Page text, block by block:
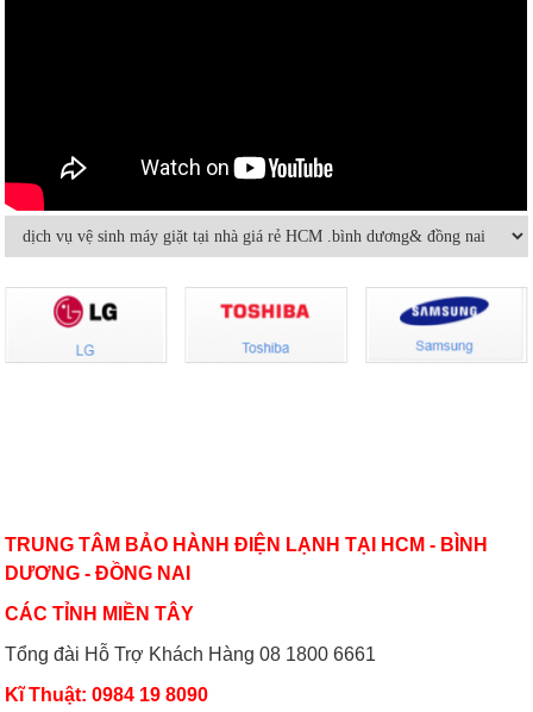
Bảo dưỡng điều hoà và những điều
cần lưu ý
Dùng máy lạnh điều hòa thế nào để
không hại sức khỏe
Có nên bật/tắt máy lạnh liên tục để
Hướng dẫn sử dụng điều hòa đúng
cách mùa nóng cao điểma
TRUNG TÂM BẢO HÀNH ĐIỆN LẠNH TẠI HCM - BÌNH
DƯƠNG - ĐỒNG NAI
CÁC TỈNH MIỀN TÂY
Tổng đài Hỗ Trợ Khách Hàng 08 1800 6661
Kĩ Thuật: 0984 19 8090